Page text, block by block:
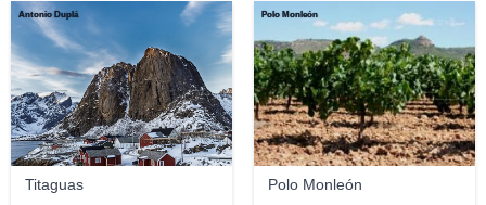
Titaguas
Antonio Duplá
Polo Monleón
Polo Monleón